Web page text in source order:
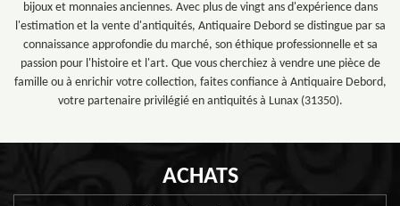
bijoux et monnaies anciennes. Avec plus de vingt ans d'expérience dans
l'estimation et la vente d'antiquités, Antiquaire Debord se distingue par sa
connaissance approfondie du marché, son éthique professionnelle et sa
passion pour l'histoire et l'art. Que vous cherchiez à vendre une pièce de
famille ou à enrichir votre collection, faites confiance à Antiquaire Debord,
votre partenaire privilégié en antiquités à Lunax (31350).
ACHATS